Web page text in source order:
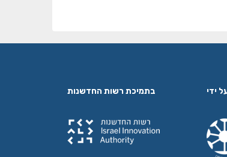
ידי בתמיכת רשות החדשנות